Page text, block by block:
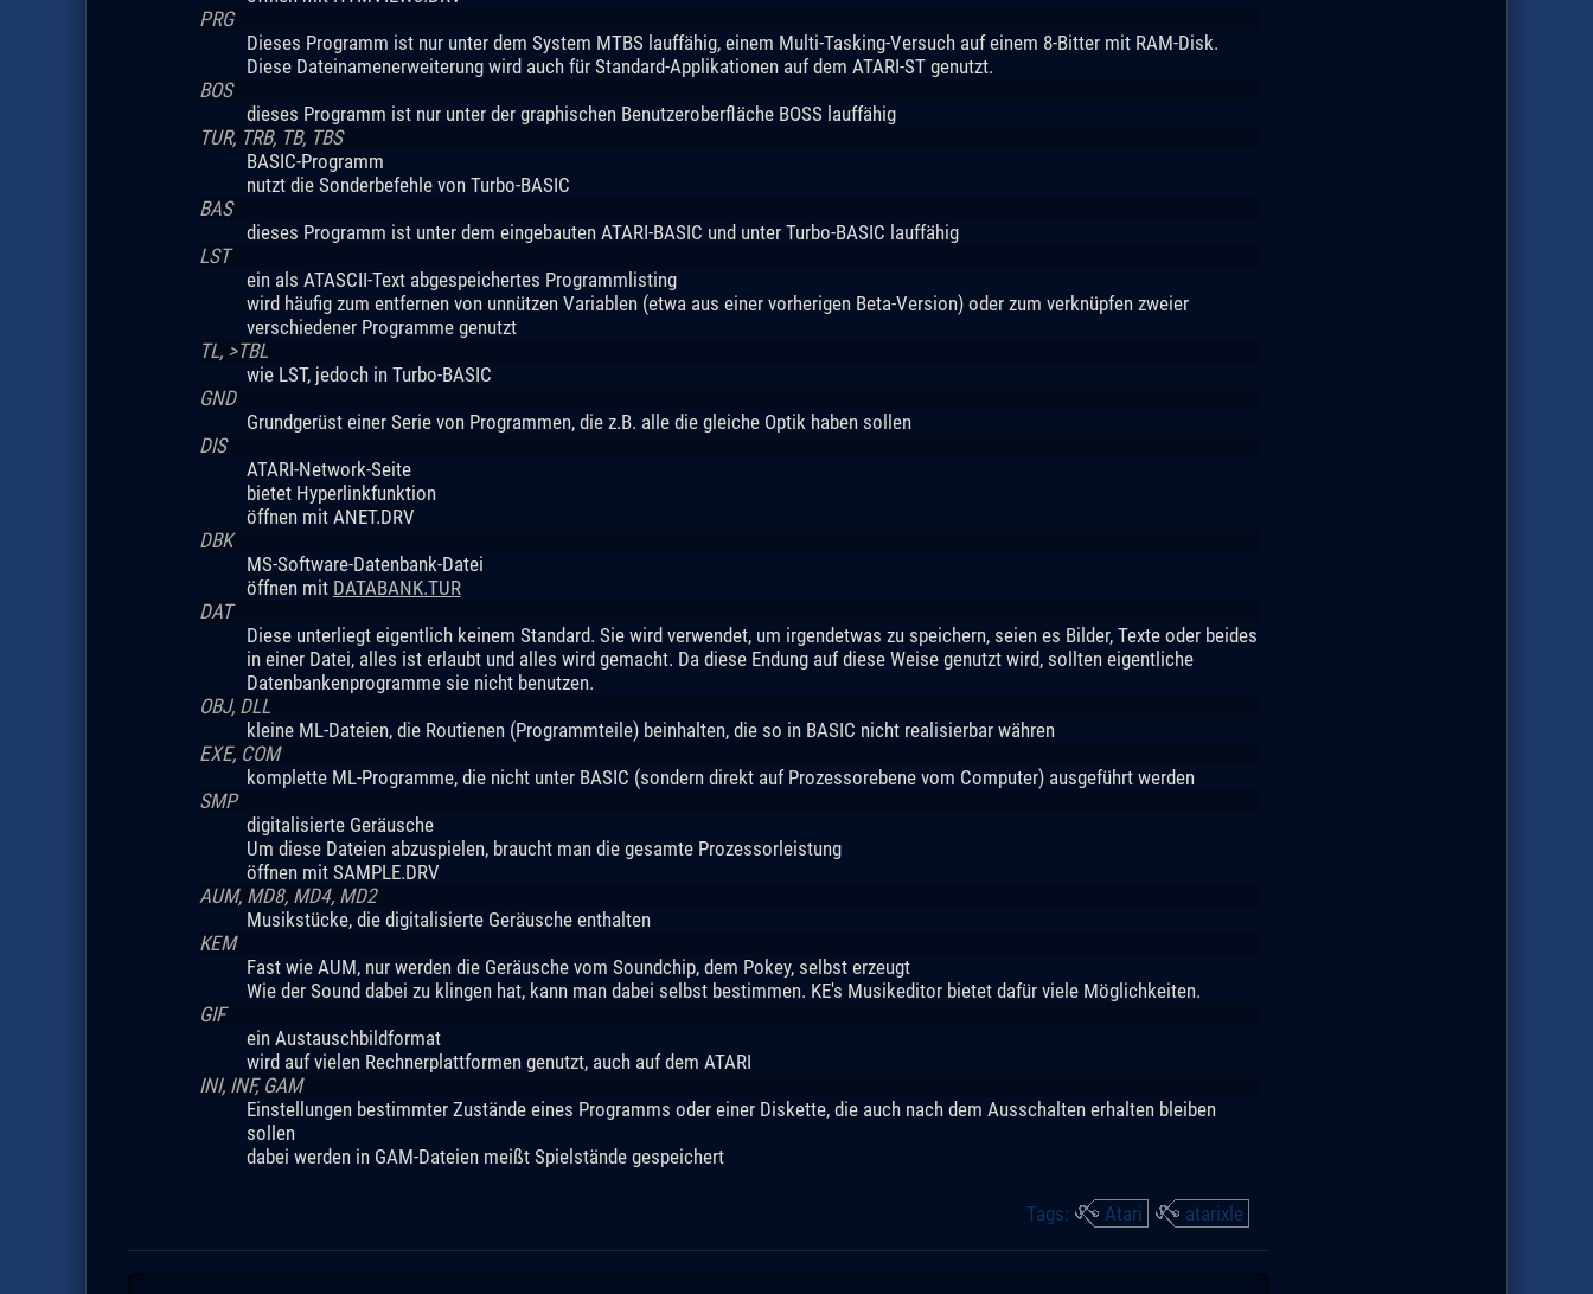
PRG
Dieses Programm ist nur unter dem System MTBS lauffähig, einem Multi-Tasking-Versuch auf einem 8-Bitter mit RAM-Disk.
Diese Dateinamenerweiterung wird auch für Standard-Applikationen auf dem ATARI-ST genutzt.
BOS
dieses Programm ist nur unter der graphischen Benutzeroberfläche BOSS lauffähig
TUR, TRB, TB, TBS
BASIC-Programm
nutzt die Sonderbefehle von Turbo-BASIC
BAS
dieses Programm ist unter dem eingebauten ATARI-BASIC und unter Turbo-BASIC lauffähig
LST
ein als ATASCII-Text abgespeichertes Programmlisting
wird häufig zum entfernen von unnützen Variablen (etwa aus einer vorherigen Beta-Version) oder zum verknüpfen zweier
verschiedener Programme genutzt
TL, >TBL
wie LST, jedoch in Turbo-BASIC
GND
Grundgerüst einer Serie von Programmen, die z.B. alle die gleiche Optik haben sollen
DIS
ATARI-Network-Seite
bietet Hyperlinkfunktion
öffnen mit ANET.DRV
DBK
MS-Software-Datenbank-Datei
öffnen mit DATABANK.TUR
DAT
Diese unterliegt eigentlich keinem Standard. Sie wird verwendet, um irgendetwas zu speichern, seien es Bilder, Texte oder beides
in einer Datei, alles ist erlaubt und alles wird gemacht. Da diese Endung auf diese Weise genutzt wird, sollten eigentliche
Datenbankenprogramme sie nicht benutzen.
OBJ, DLL
kleine ML-Dateien, die Routienen (Programmteile) beinhalten, die so in BASIC nicht realisierbar währen
EXE, COM
komplette ML-Programme, die nicht unter BASIC (sondern direkt auf Prozessorebene vom Computer) ausgeführt werden
SMP
digitalisierte Geräusche
Um diese Dateien abzuspielen, braucht man die gesamte Prozessorleistung
öffnen mit SAMPLE.DRV
AUM, MD8, MD4, MD2
Musikstücke, die digitalisierte Geräusche enthalten
KEM
Fast wie AUM, nur werden die Geräusche vom Soundchip, dem Pokey, selbst erzeugt
Wie der Sound dabei zu klingen hat, kann man dabei selbst bestimmen. KE's Musikeditor bietet dafür viele Möglichkeiten.
GIF
ein Austauschbildformat
wird auf vielen Rechnerplattformen genutzt, auch auf dem ATARI
INI, INF, GAM
Einstellungen bestimmter Zustände eines Programms oder einer Diskette, die auch nach dem Ausschalten erhalten bleiben
sollen
dabei werden in GAM-Dateien meißt Spielstände gespeichert
Tags: Atari atarixle